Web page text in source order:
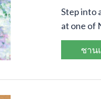
Step into
at one of
ชาน